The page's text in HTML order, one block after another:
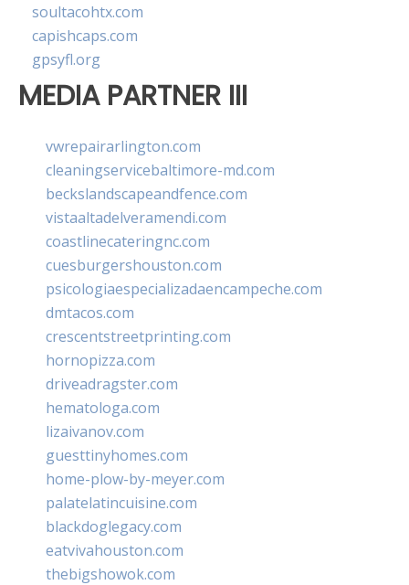
soultacohtx.com
capishcaps.com
gpsyfl.org
MEDIA PARTNER III
vwrepairarlington.com
cleaningservicebaltimore-md.com
beckslandscapeandfence.com
vistaaltadelveramendi.com
coastlinecateringnc.com
cuesburgershouston.com
psicologiaespecializadaencampeche.com
dmtacos.com
crescentstreetprinting.com
hornopizza.com
driveadragster.com
hematologa.com
lizaivanov.com
guesttinyhomes.com
home-plow-by-meyer.com
palatelatincuisine.com
blackdoglegacy.com
eatvivahouston.com
thebigshowok.com